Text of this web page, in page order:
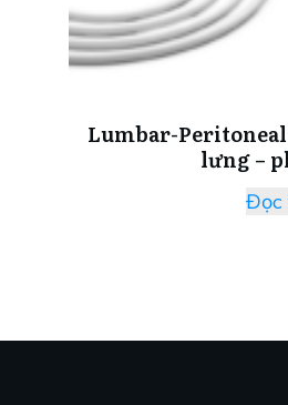
Lumbar-
lưng –
Đọc